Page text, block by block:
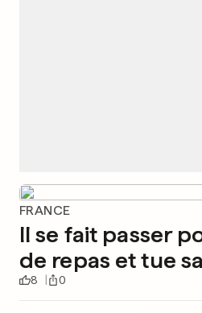
FRANCE
Il se fait passer
de repas et tue
8 0